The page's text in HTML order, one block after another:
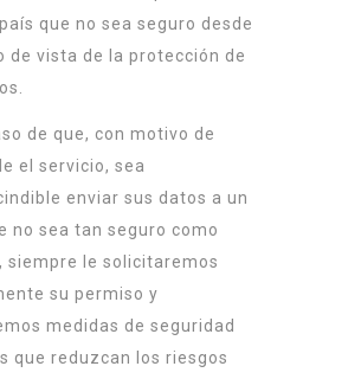
que no sea seguro desde
de vista de la protección de
de que, con motivo de
el servicio, sea
enviar sus datos a un
no sea tan seguro como
siempre le solicitaremos
su permiso y
medidas de seguridad
que reduzcan los riesgos